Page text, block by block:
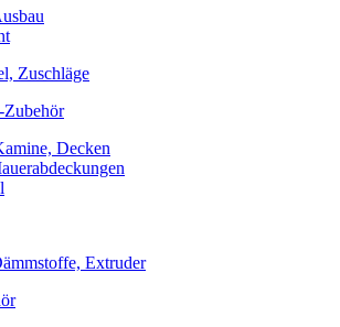
Zuschläge
Zubehör
Decken
Extruder